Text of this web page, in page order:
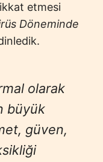
etmesi
Döneminde
olarak
büyük
güven,